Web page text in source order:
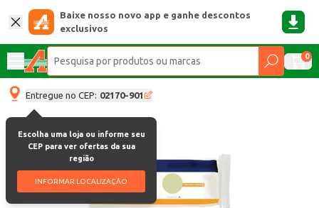
Baixe nosso novo app e ganhe descontos
exclusivos
0
Entregue no CEP: 02170-901
Escolha uma loja ou informe seu
CEP para ver ofertas da sua
região
INFORMAR LOCALIZAÇÃO